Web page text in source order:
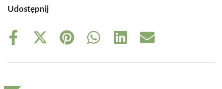
Udostępnij
Share
Share
(Twitter)
Share
Share
Share
Share